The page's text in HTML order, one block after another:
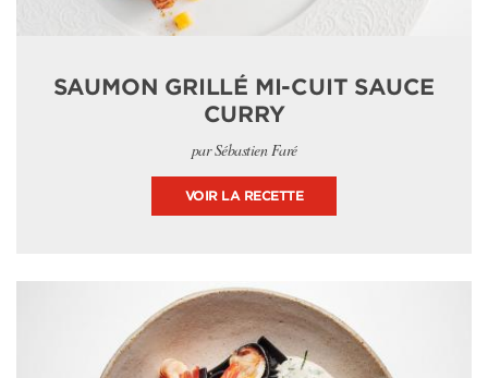
SAUMON GRILLÉ MI-CUIT SAUCE
CURRY
par Sébastien Faré
VOIR LA RECETTE